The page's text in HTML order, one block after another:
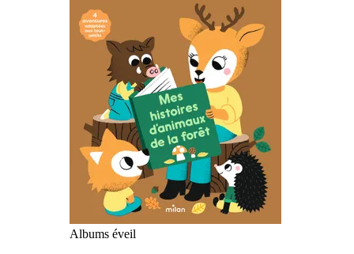
Albums éveil